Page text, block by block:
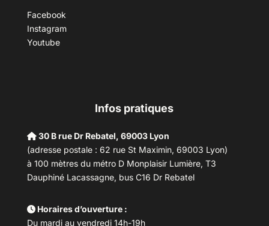
Facebook
Instagram
Youtube
Infos pratiques
30 B rue Dr Rebatel, 69003 Lyon
(adresse postale : 62 rue St Maximin, 69003 Lyon)
à 100 mètres du métro D Monplaisir Lumière, T3
Dauphiné Lacassagne, bus C16 Dr Rebatel
Horaires d’ouverture :
Du mardi au vendredi 14h-19h